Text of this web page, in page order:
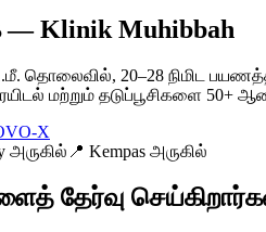
— Klinik Muhibbah
தொலைவில், 20–28 நிமிட
மற்றும் தடுப்பூசிகளை
X
அருகில் 📍 Kempas அருகில்
தேர்வு